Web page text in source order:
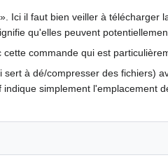
Ici il faut bien veiller à télécharger
qu'elles peuvent
commande qui est
sert à dé/compresser des fichiers)
indique simplement l'emplacement